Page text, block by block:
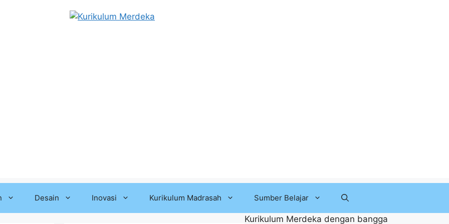
Desain Inovasi Kurikulum Madrasah Sumber Belajar
Kurikulum Merdeka dengan bangga